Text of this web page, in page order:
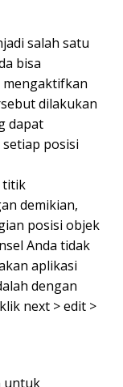
salah satu
bisa
mengaktifkan
dilakukan
dapat
posisi
titik
demikian,
posisi objek
Anda tidak
aplikasi
dengan
next > edit >
untuk